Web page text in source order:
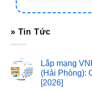
» Tin Tức
Lắp mạng
(Hải Phòng):
[2026]